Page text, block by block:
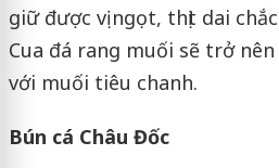
giữ được vị ngọt, thịt dai
Cua đá rang muối sẽ trở
với muối tiêu chanh.
Bún cá Châu Đốc